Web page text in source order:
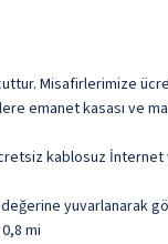
Misafirlerimize
emanet kasası ve
kablosuz İnternet
değerine yuvarlanarak
mi